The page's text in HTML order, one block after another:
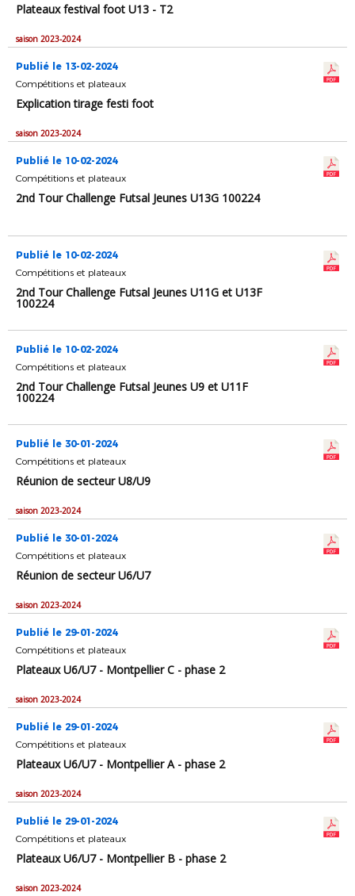
Plateaux festival foot U13 - T2
saison 2023-2024
Publié le 13-02-2024
Compétitions et plateaux
Explication tirage festi foot
saison 2023-2024
Publié le 10-02-2024
Compétitions et plateaux
2nd Tour Challenge Futsal Jeunes U13G 100224
Publié le 10-02-2024
Compétitions et plateaux
2nd Tour Challenge Futsal Jeunes U11G et U13F
100224
Publié le 10-02-2024
Compétitions et plateaux
2nd Tour Challenge Futsal Jeunes U9 et U11F
100224
Publié le 30-01-2024
Compétitions et plateaux
Réunion de secteur U8/U9
saison 2023-2024
Publié le 30-01-2024
Compétitions et plateaux
Réunion de secteur U6/U7
saison 2023-2024
Publié le 29-01-2024
Compétitions et plateaux
Plateaux U6/U7 - Montpellier C - phase 2
saison 2023-2024
Publié le 29-01-2024
Compétitions et plateaux
Plateaux U6/U7 - Montpellier A - phase 2
saison 2023-2024
Publié le 29-01-2024
Compétitions et plateaux
Plateaux U6/U7 - Montpellier B - phase 2
saison 2023-2024